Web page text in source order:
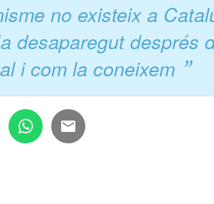
no existeix a
desaparegut després
i com la coneixem